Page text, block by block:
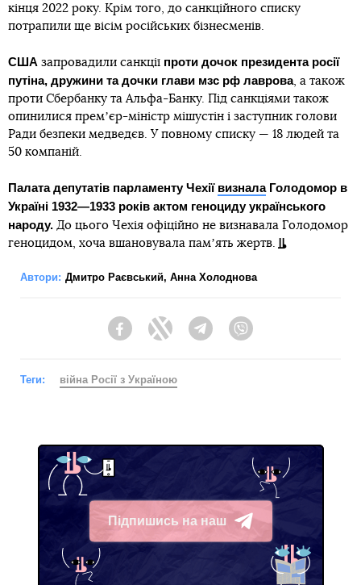
кінця 2022 року. Крім того, до санкційного списку
потрапили ще вісім російських бізнесменів.
США запровадили санкції проти дочок президента росії
путіна, дружини та дочки глави мзс рф лаврова, а також
проти Сбербанку та Альфа-Банку. Під санкціями також
опинилися премʼєр-міністр мішустін і заступник голови
Ради безпеки медведєв. У повному списку — 18 людей та
50 компаній.
Палата депутатів парламенту Чехії визналаГолодомор в
Україні 1932—1933 років актом геноциду українського
народу. До цього Чехія офіційно не визнавала Голодомор
геноцидом, хоча вшановувала памʼять жертв.
Автори: Дмитро Раєвський, Анна Холоднова
FacebookTwitter Telegram
Теги: війна Росії з Україною
Підпишись на наш
Telegram